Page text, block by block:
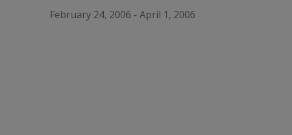
February 24, 2006 - April 1, 2006